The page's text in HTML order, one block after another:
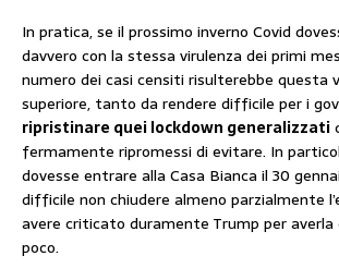
In pratica, se il prossimo inverno Covid
davvero con la stessa virulenza dei primi
numero dei casi censiti risulterebbe questa
superiore, tanto da rendere difficile per i
ripristinare quei lockdown generalizzati
fermamente ripromessi di evitare. In
dovesse entrare alla Casa Bianca il 30
difficile non chiudere almeno parzialmente
avere criticato duramente Trump per averla
poco.